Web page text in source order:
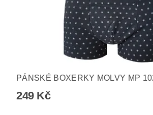
PÁNSKÉ BOXERKY MOLVY MP
249 Kč